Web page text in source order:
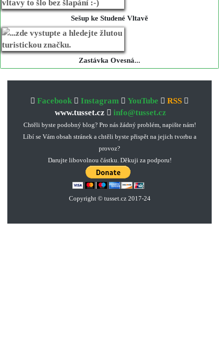
Sešup ke Studené Vltavě
Zastávka Ovesná...
Facebook Instagram YouTube
RSS
www.tusset.cz
info@tusset.cz
Chtěli byste podobný blog? Pro nás žádný problém, napište nám!
Líbí se Vám obsah stránek a chtěli byste přispět na jejich tvorbu a
provoz?
Darujte libovolnou částku. Děkuji za podporu!
Copyright © tusset.cz 2017-24